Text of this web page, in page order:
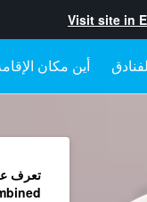
Visit site in
أين مكان
تعرف